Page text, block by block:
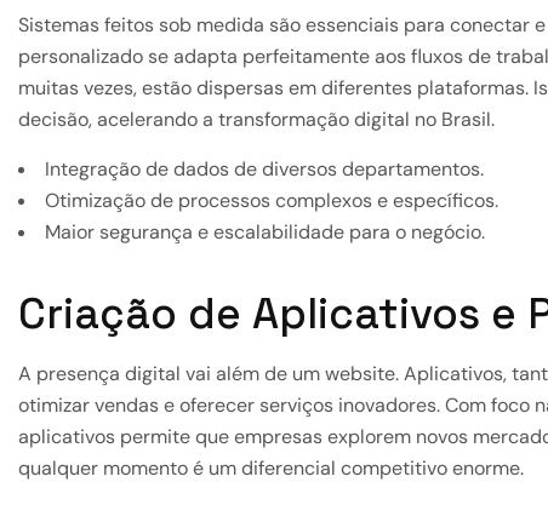
Sistemas feitos sob medida são essenciais para conectar
personalizado se adapta perfeitamente aos fluxos de
muitas vezes, estão dispersas em diferentes
decisão, acelerando a transformação digital no Brasil.
Integração de dados de diversos departamentos.
Otimização de processos complexos e específicos.
Maior segurança e escalabilidade para o negócio.
Criação de Aplicativos e
A presença digital vai além de um website. Aplicativos,
otimizar vendas e oferecer serviços inovadores. Com foco
aplicativos permite que empresas explorem novos
qualquer momento é um diferencial competitivo enorme.